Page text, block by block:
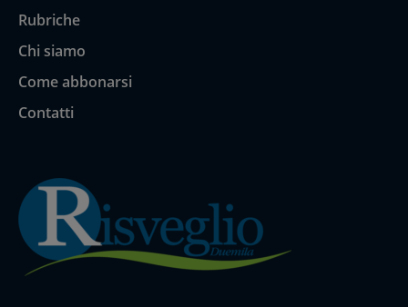
Rubriche
Chi siamo
Come abbonarsi
Contatti